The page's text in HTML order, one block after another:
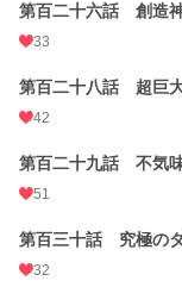
第百二十六話 創造
33
第百二十八話 超巨大
42
第百二十九話 不気
51
第百三十話 究極の
32